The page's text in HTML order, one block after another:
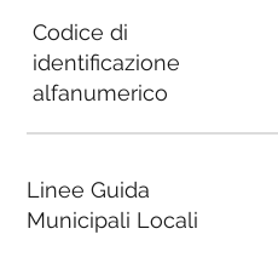
Codice di
identificazione
alfanumerico
Linee Guida
Municipali Locali